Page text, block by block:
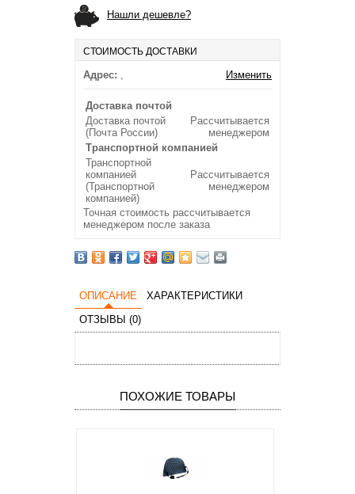
Нашли дешевле?
СТОИМОСТЬ ДОСТАВКИ
Адрес: , Изменить
Доставка почтой
Доставка почтой
(Почта России)
Рассчитывается
менеджером
Транспортной компанией
Транспортной
компанией
(Транспортной
компанией)
Рассчитывается
менеджером
Точная стоимость рассчитывается
менеджером после заказа
ОПИСАНИЕ
ХАРАКТЕРИСТИКИ
ОТЗЫВЫ (0)
ПОХОЖИЕ ТОВАРЫ